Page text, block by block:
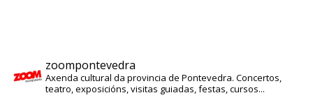
zoompontevedra
Axenda cultural da provincia de Pontevedra. Concertos,
teatro, exposicións, visitas guiadas, festas, cursos...